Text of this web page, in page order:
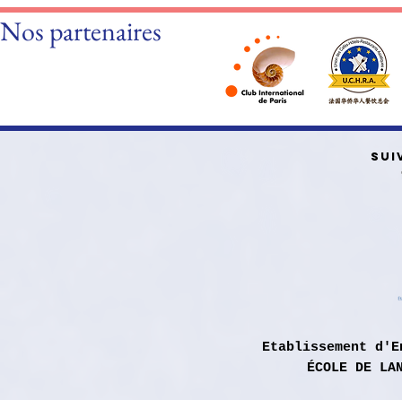
Nos partenaires
Etablissement
ÉCOLE DE